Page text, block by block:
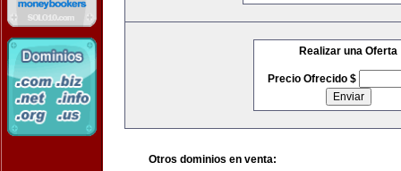
Realizar una Oferta
Precio Ofrecido $
Otros dominios en venta: